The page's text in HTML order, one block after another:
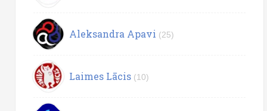
Aleksandra Apavi (25)
Laimes Lācis (10)